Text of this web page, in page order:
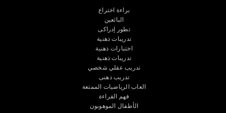
براءة اختراع
البائعين
تطور إدراكى
تدريبات ذهنية
اختبارات ذهنية
تدريبات ذهنية
تدريب عقلي شخصي
تدريب ذهنى
العاب الرياضيات الممتعة
فهم القراءة
الأطفال الموهوبون